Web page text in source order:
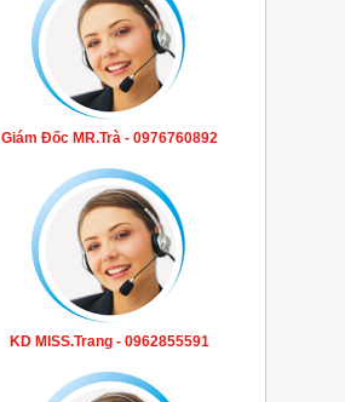
Giám Đốc MR.Trà - 0976760892
KD MISS.Trang - 0962855591